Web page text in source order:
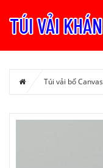
Túi vải bố Canvas